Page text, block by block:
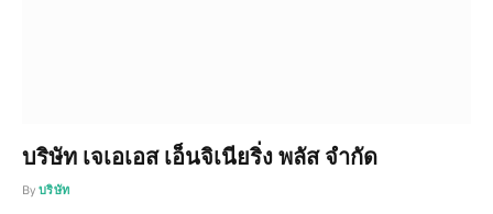
บริษัท เจเอเอส เอ็นจิเนียริ่ง พลัส จำกัด
By บริษัท